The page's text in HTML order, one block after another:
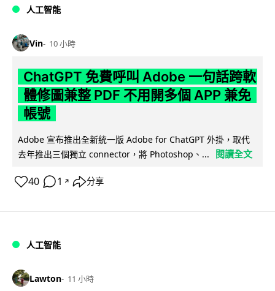
人工智能
Vin 10 小時
ChatGPT 免費呼叫 Adobe 一句話跨軟
體修圖兼整 PDF 不用開多個 APP 兼免
帳號
Adobe 宣布推出全新統一版 Adobe for ChatGPT 外掛，取代
去年推出三個獨立 connector，將 Photoshop、...
閱讀全文
40 1 ↗ 分享
人工智能
Lawton 11 小時